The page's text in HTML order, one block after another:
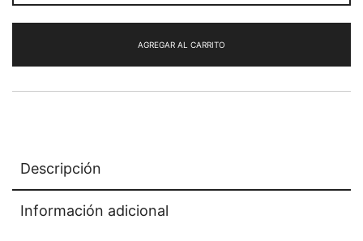
Pura
cantidad
AGREGAR AL CARRITO
Descripción
Información adicional